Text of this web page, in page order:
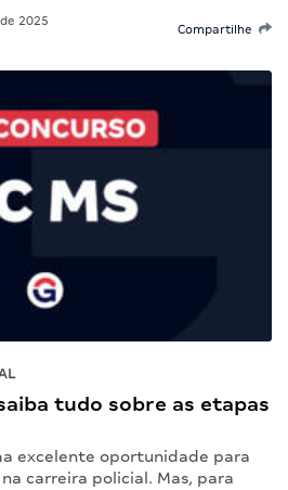
2025
Compartilhe
tudo sobre as etapas
excelente oportunidade para
carreira policial. Mas, para